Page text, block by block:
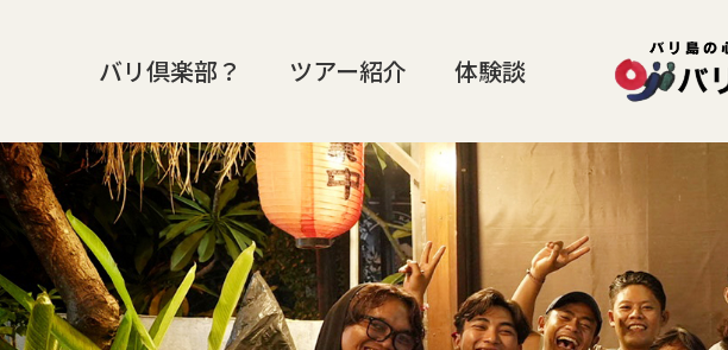
バリ倶楽部？ ツアー紹介 体験談